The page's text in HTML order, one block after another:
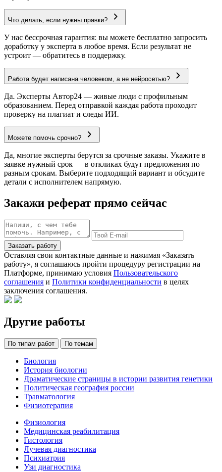
Что делать, если нужны правки?
У нас бессрочная гарантия: вы можете бесплатно запросить
доработку у эксперта в любое время. Если результат не
устроит — обратитесь в поддержку.
Работа будет написана человеком, а не нейросетью?
Да. Эксперты Автор24 — живые люди с профильным
образованием. Перед отправкой каждая работа проходит
проверку на плагиат и следы ИИ.
Можете помочь срочно?
Да, многие эксперты берутся за срочные заказы. Укажите в
заявке нужный срок — в откликах будут предложения по
разным срокам. Выберите подходящий вариант и обсудите
детали с исполнителем напрямую.
Закажи реферат прямо сейчас
Заказать работу
Оставляя свои контактные данные и нажимая «Заказать
работу», я соглашаюсь пройти процедуру регистрации на
Платформе, принимаю условия Пользовательского
соглашения и Политики конфиденциальности в целях
заключения соглашения.
Другие работы
По типам работ По темам
Биология
История биологии
Драматические страницы в истории развития генетики
Политическая география россии
Травматология
Физиотерапия
Физиология
Медицинская реабилитация
Гистология
Лучевая диагностика
Психиатрия
Узи диагностика